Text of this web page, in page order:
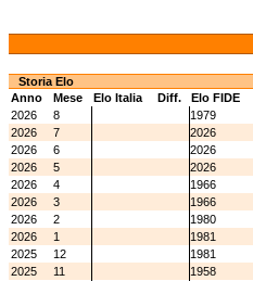
Storia Elo
Anno
Mese Elo Italia Diff. Elo FIDE
2026
8 1979
2026
7 2026
2026
6 2026
2026
5 2026
2026
4 1966
2026
3 1966
2026
2 1980
2026
1 1981
2025
12 1981
2025
11 1958